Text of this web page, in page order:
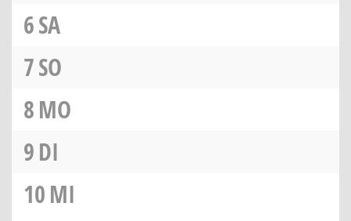
6SA
7SO
8MO
9DI
10MI